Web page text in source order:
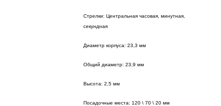
Стрелки: Центральная часовая, минутная,
секундная
Диаметр корпуса: 23,3 мм
Общий диаметр: 23,9 мм
Высота: 2,5 мм
Посадочные места: 120 \ 70 \ 20 мм